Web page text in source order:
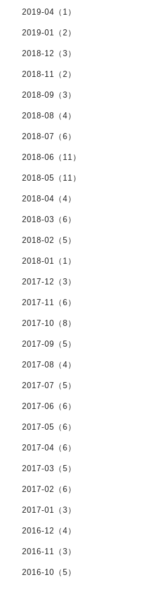
2019-04（1）
2019-01（2）
2018-12（3）
2018-11（2）
2018-09（3）
2018-08（4）
2018-07（6）
2018-06（11）
2018-05（11）
2018-04（4）
2018-03（6）
2018-02（5）
2018-01（1）
2017-12（3）
2017-11（6）
2017-10（8）
2017-09（5）
2017-08（4）
2017-07（5）
2017-06（6）
2017-05（6）
2017-04（6）
2017-03（5）
2017-02（6）
2017-01（3）
2016-12（4）
2016-11（3）
2016-10（5）